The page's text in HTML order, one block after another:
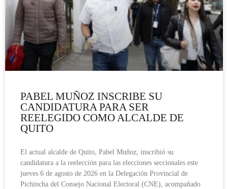
PABEL MUÑOZ INSCRIBE SU
CANDIDATURA PARA SER
REELEGIDO COMO ALCALDE DE
QUITO
El actual alcalde de Quito, Pabel Muñoz, inscribió su
candidatura a la reelección para las elecciones seccionales este
jueves 6 de agosto de 2026 en la Delegación Provincial de
Pichincha del Consejo Nacional Electoral (CNE), acompañado